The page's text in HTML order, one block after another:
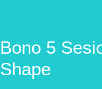
Bono 5
Shape